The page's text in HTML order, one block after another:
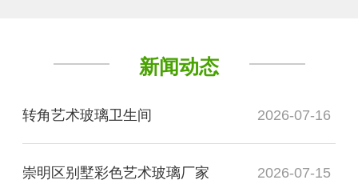
新闻动态
转角艺术玻璃卫生间 2026-07-16
崇明区别墅彩色艺术玻璃厂家 2026-07-15